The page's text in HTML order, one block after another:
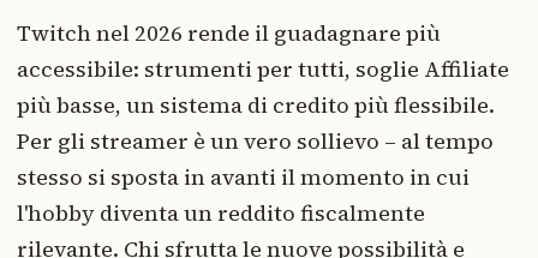
Twitch nel 2026 rende il guadagnare più
accessibile: strumenti per tutti, soglie Affiliate
più basse, un sistema di credito più flessibile.
Per gli streamer è un vero sollievo – al tempo
stesso si sposta in avanti il momento in cui
l'hobby diventa un reddito fiscalmente
rilevante. Chi sfrutta le nuove possibilità e